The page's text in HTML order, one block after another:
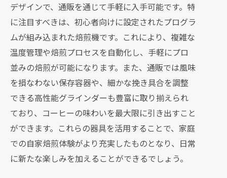
焙煎の幅を広げる通販の生豆
通販で選ぶ生豆の特徴と選択基準
生豆を通販で購入する際のポイント
通販による生豆の焙煎バリエーション
忙しい日々に通販で贅沢なコーヒータイム
を
通販で忙しい朝に贅沢な一杯を
通販活用で手軽に楽しむコーヒータイ
ム
疲れを癒す通販のコーヒーアイテム
デザインで、通販を通じて手軽に入手可能です。特
に注目すべきは、初心者向けに設定されたプログラ
ムが組み込まれた焙煎機です。これにより、複雑な
温度管理や焙煎プロセスを自動化し、手軽にプロ
並みの焙煎が可能になります。また、通販では風味
を損なわない保存容器や、細かな挽き具合を調整
できる高性能グラインダーも豊富に取り揃えられ
ており、コーヒーの味わいを最大限に引き出すこと
ができます。これらの器具を活用することで、家庭
での自家焙煎体験がより充実したものとなり、日常
に新たな楽しみを加えることができるでしょう。